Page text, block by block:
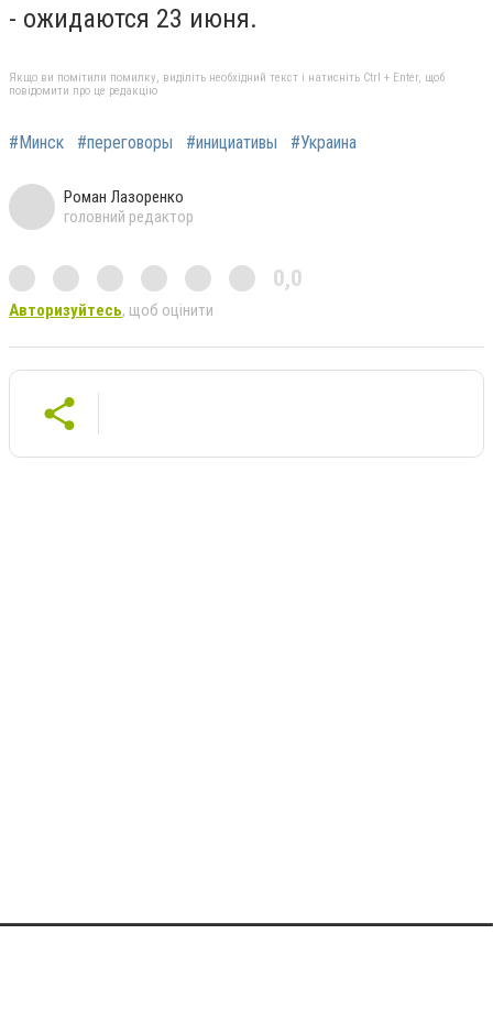
- ожидаются 23 июня.
Якщо ви помітили помилку, виділіть необхідний текст і натисніть Ctrl + Enter, щоб
повідомити про це редакцію
#Минск #переговоры #инициативы #Украина
Роман Лазоренко
головний редактор
0,0
Авторизуйтесь, щоб оцінити